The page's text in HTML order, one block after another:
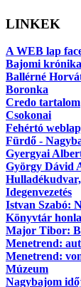
LINKEK
A WEB lap
Bajomi krónika
Ballérné
Boronka
Credo tartalom
Csokonai
Fehértó
Fürdő -
Gyergyai
György Dávid
Idegenvezetés
Istvan Szabó:
Könyvtár
Major Tibor:
Menetrend:
Menetrend:
Múzeum
Nagybajom